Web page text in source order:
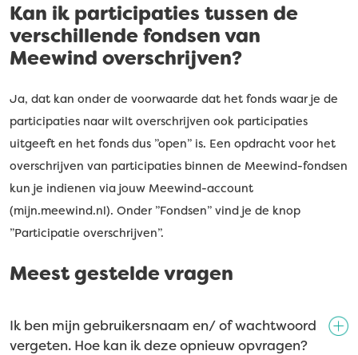
Kan ik participaties tussen de
verschillende fondsen van
Meewind overschrijven?
Ja, dat kan onder de voorwaarde dat het fonds waar je de
participaties naar wilt overschrijven ook participaties
uitgeeft en het fonds dus ”open” is. Een opdracht voor het
overschrijven van participaties binnen de Meewind-fondsen
kun je indienen via jouw Meewind-account
(mijn.meewind.nl). Onder ”Fondsen” vind je de knop
”Participatie overschrijven”.
Meest gestelde vragen
Ik ben mijn gebruikersnaam en/ of wachtwoord
vergeten. Hoe kan ik deze opnieuw opvragen?